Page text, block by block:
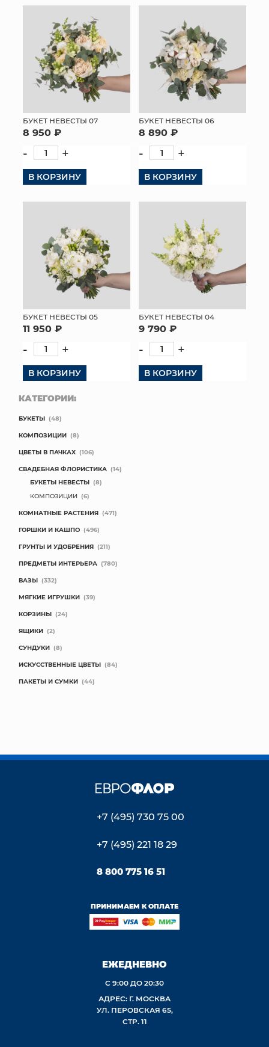
БУКЕТ НЕВЕСТЫ 07
8 950 ₽
- +
В КОРЗИНУ
БУКЕТ НЕВЕСТЫ 06
8 890 ₽
- +
В КОРЗИНУ
БУКЕТ НЕВЕСТЫ 05
11 950 ₽
- +
В КОРЗИНУ
БУКЕТ НЕВЕСТЫ 04
9 790 ₽
- +
В КОРЗИНУ
КАТЕГОРИИ:
БУКЕТЫ (48)
КОМПОЗИЦИИ (8)
ЦВЕТЫ В ПАЧКАХ (106)
СВАДЕБНАЯ ФЛОРИСТИКА (14)
БУКЕТЫ НЕВЕСТЫ (8)
КОМПОЗИЦИИ (6)
КОМНАТНЫЕ РАСТЕНИЯ (471)
ГОРШКИ И КАШПО (496)
ГРУНТЫ И УДОБРЕНИЯ (211)
ПРЕДМЕТЫ ИНТЕРЬЕРА (780)
ВАЗЫ (332)
МЯГКИЕ ИГРУШКИ (39)
КОРЗИНЫ (24)
ЯЩИКИ (2)
СУНДУКИ (8)
ИСКУССТВЕННЫЕ ЦВЕТЫ (84)
ПАКЕТЫ И СУМКИ (44)
+7 (495) 730 75 00
+7 (495) 221 18 29
8 800 775 16 51
ПРИНИМАЕМ К ОПЛАТЕ
ЕЖЕДНЕВНО
С 9:00 ДО 20:30
АДРЕС: Г. МОСКВА
УЛ. ПЕРОВСКАЯ 65,
СТР. 11